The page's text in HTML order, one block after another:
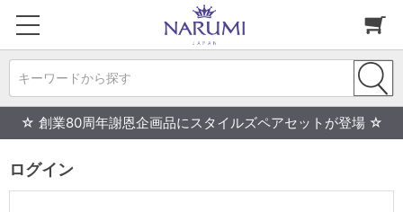
キーワードから探す
☆ 創業80周年謝恩企画品にスタイルズペアセットが登場 ☆
ログイン